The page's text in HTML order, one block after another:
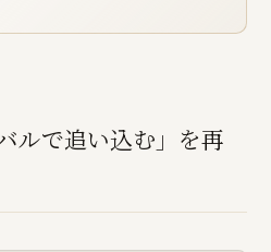
ルで追い込む」を再